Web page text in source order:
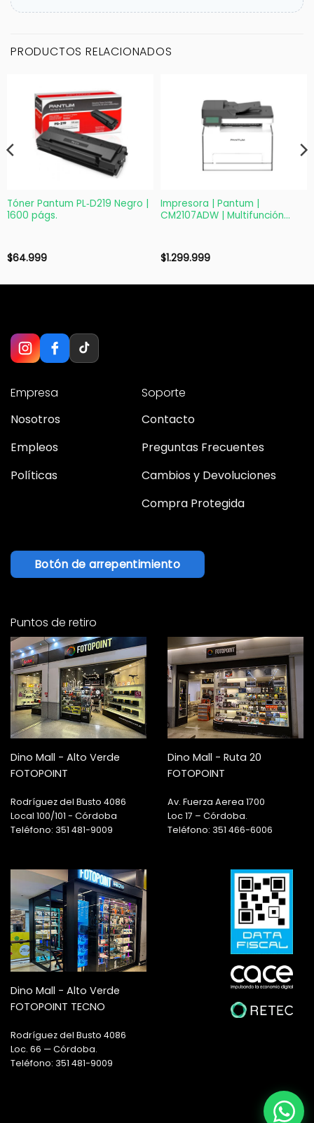
PRODUCTOS RELACIONADOS
Tóner Pantum PL‑D219 Negro |
1600 págs.
$64.999
Impresora | Pantum |
CM2107ADW | Multifunción
$1.299.999
Empresa
Nosotros
Empleos
Políticas
Soporte
Contacto
Preguntas Frecuentes
Cambios y Devoluciones
Compra Protegida
Botón de arrepentimiento
Puntos de retiro
Dino Mall - Alto Verde
FOTOPOINT
Rodríguez del Busto 4086
Local 100/101 - Córdoba
Teléfono: 351 481-9009
Dino Mall - Ruta 20
FOTOPOINT
Av. Fuerza Aerea 1700
Loc 17 – Córdoba.
Teléfono: 351 466-6006
Dino Mall - Alto Verde
FOTOPOINT TECNO
Rodríguez del Busto 4086
Loc. 66 — Córdoba.
Teléfono: 351 481-9009